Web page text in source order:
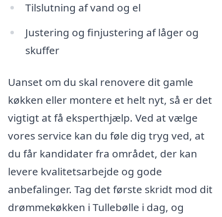
Tilslutning af vand og el
Justering og finjustering af låger og
skuffer
Uanset om du skal renovere dit gamle
køkken eller montere et helt nyt, så er det
vigtigt at få eksperthjælp. Ved at vælge
vores service kan du føle dig tryg ved, at
du får kandidater fra området, der kan
levere kvalitetsarbejde og gode
anbefalinger. Tag det første skridt mod dit
drømmekøkken i Tullebølle i dag, og